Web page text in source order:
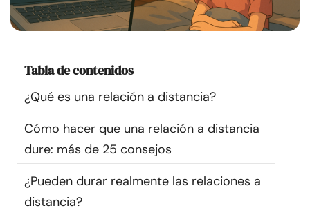
Comunidad
Encuentra un terapeuta
Idioma
Escríbenos
nosotros
© Copyright 2026. Todos los derechos reservados.
Tabla de contenidos
¿Qué es una relación a distancia?
Cómo hacer que una relación a distancia
dure: más de 25 consejos
¿Pueden durar realmente las relaciones a
distancia?